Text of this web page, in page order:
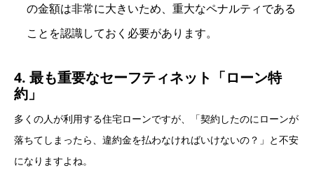
の金額は非常に大きいため、重大なペナルティである
ことを認識しておく必要があります。
4. 最も重要なセーフティネット「ローン特
約」
多くの人が利用する住宅ローンですが、「契約したのにローンが
落ちてしまったら、違約金を払わなければいけないの？」と不安
になりますよね。